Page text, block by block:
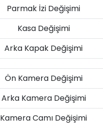
Parmak İzi Değişimi
Kasa Değişimi
Arka Kapak Değişimi
Ön Kamera Değişimi
Arka Kamera Değişimi
Kamera Camı Değişimi